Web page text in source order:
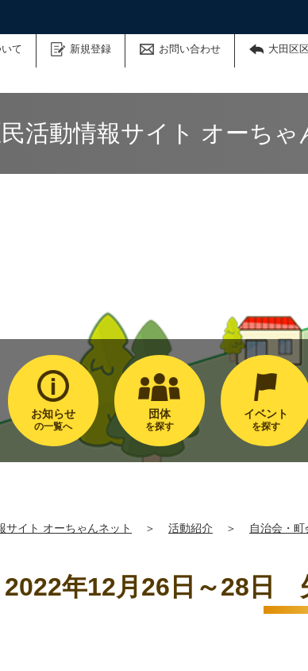
て 新規登録 お問い合わせ 大田区
活動情報サイト オーちゃ
お知らせ
の一覧へ
団体
を探す
イベント
を探す
サイト オーちゃんネット ＞ 活動紹介 ＞ 自治会・町
2022年12月26日～28日